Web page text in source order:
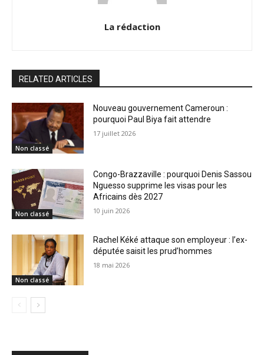
La rédaction
RELATED ARTICLES
Non classé
Nouveau gouvernement Cameroun :
pourquoi Paul Biya fait attendre
17 juillet 2026
Non classé
Congo-Brazzaville : pourquoi Denis Sassou
Nguesso supprime les visas pour les
Africains dès 2027
10 juin 2026
Non classé
Rachel Kéké attaque son employeur : l’ex-
députée saisit les prud’hommes
18 mai 2026